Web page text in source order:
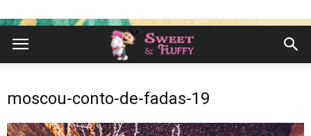
moscou-conto-de-fadas-19